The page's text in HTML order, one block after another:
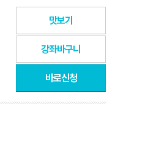
맛보기
강좌바구니
바로신청